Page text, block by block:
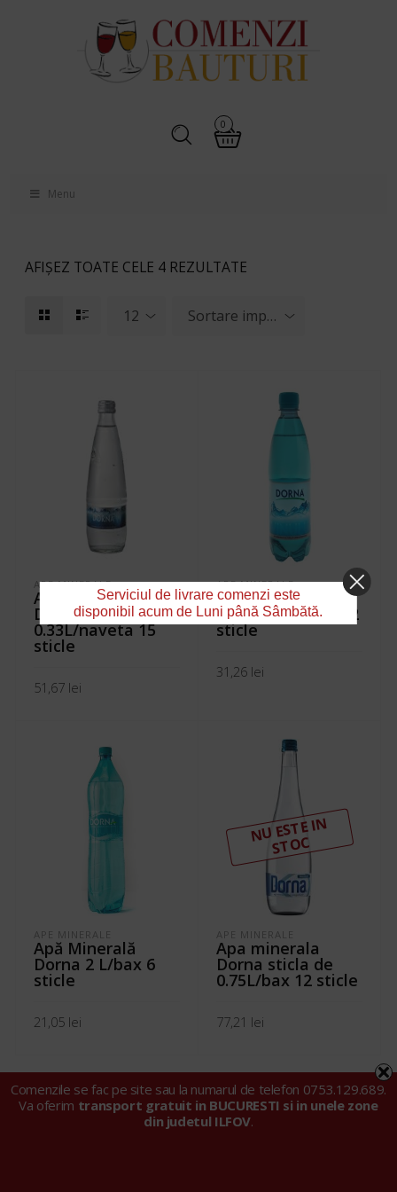
0
Menu
AFIȘEZ TOATE CELE 4 REZULTATE
12 Sortare implicită
APE MINERALE
Apa Minerala
Dorna sticla
0.33L/naveta 15
sticle
51,67 lei
APE MINERALE
Apă Minerală
Dorna 0.5 L/bax 12
sticle
31,26 lei
APE MINERALE
Apă Minerală
Dorna 2 L/bax 6
sticle
21,05 lei
N
U ESTE I
N
ST
OC
APE MINERALE
Apa minerala
Dorna sticla de
0.75L/bax 12 sticle
77,21 lei
Comenzile se fac pe site sau la numarul de telefon 0753.129.689.
Va oferim transport gratuit in BUCURESTI si in unele zone
din judetul ILFOV.
Serviciul de livrare comenzi este
disponibil acum de Luni până Sâmbătă.